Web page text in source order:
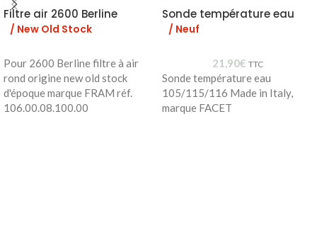
Filtre air 2600 Berline
/ New Old Stock
Pour 2600 Berline filtre à air
rond origine new old stock
d'époque marque FRAM réf.
106.00.08.100.00
Sonde température eau
/ Neuf
21,90€ TTC
Sonde température eau
105/115/116 Made in Italy,
marque FACET